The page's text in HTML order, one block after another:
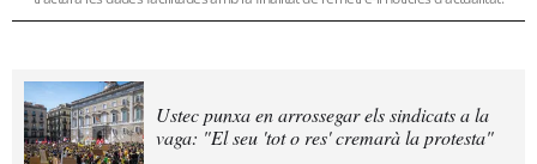
Ustec punxa en arrossegar els sindicats a la
vaga: "El seu 'tot o res' cremarà la protesta"